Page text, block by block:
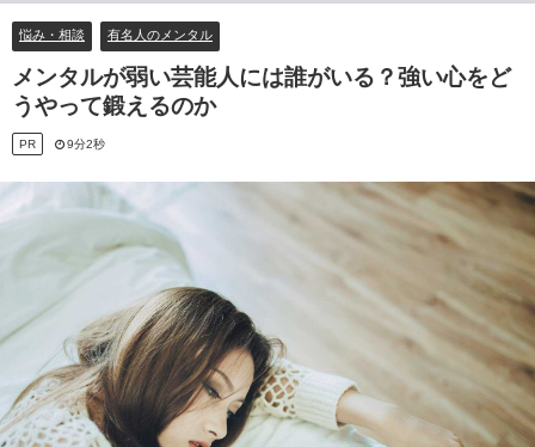
悩み・相談 有名人のメンタル
メンタルが弱い芸能人には誰がいる？強い心をど
うやって鍛えるのか
PR 9分2秒